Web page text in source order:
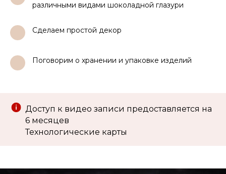
различными видами шоколадной глазури
Сделаем простой декор
Поговорим о хранении и упаковке изделий
Доступ к видео записи предоставляется на
6 месяцев
Технологические карты